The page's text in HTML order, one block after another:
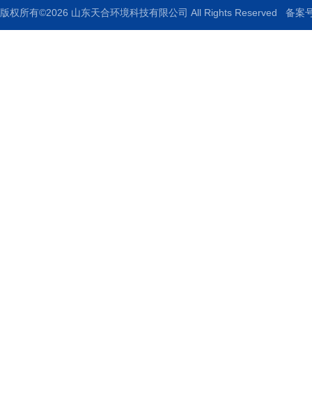
版权所有©2026 山东天合环境科技有限公司 All Rights Reserved 备案